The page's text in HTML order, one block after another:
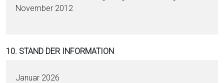
November 2012
10. STAND DER INFORMATION
Januar 2026